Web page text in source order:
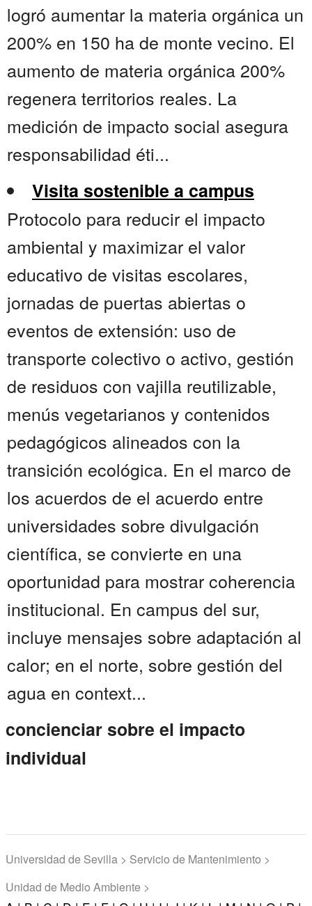
logró aumentar la materia orgánica un
200% en 150 ha de monte vecino. El
aumento de materia orgánica 200%
regenera territorios reales. La
medición de impacto social asegura
responsabilidad éti...
Visita sostenible a campus
Protocolo para reducir el impacto
ambiental y maximizar el valor
educativo de visitas escolares,
jornadas de puertas abiertas o
eventos de extensión: uso de
transporte colectivo o activo, gestión
de residuos con vajilla reutilizable,
menús vegetarianos y contenidos
pedagógicos alineados con la
transición ecológica. En el marco de
los acuerdos de el acuerdo entre
universidades sobre divulgación
científica, se convierte en una
oportunidad para mostrar coherencia
institucional. En campus del sur,
incluye mensajes sobre adaptación al
calor; en el norte, sobre gestión del
agua en context...
concienciar sobre el impacto
individual
Universidad de Sevilla > Servicio de Mantenimiento >
Unidad de Medio Ambiente >